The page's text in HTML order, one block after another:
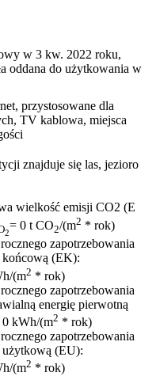
w 3 kw. 2022 roku,
oddana do użytkowania w
przystosowane dla
TV kablowa, miejsca
znajduje się las, jezioro
wielkość emisji CO2 (E
2
= 0 t CO2/(m2 * rok)
zapotrzebowania
końcową (EK):
(m2 * rok)
zapotrzebowania
energię pierwotną
0 kWh/(m2 * rok)
zapotrzebowania
użytkową (EU):
(m2 * rok)